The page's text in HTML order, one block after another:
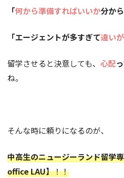
「何から準備すればいいか分から
「エージェントが多すぎて違い
留学させると決意しても、 心配
ね。
そんな時に頼りになるのが、
中高生のニュージーランド留学
office LAU】！！